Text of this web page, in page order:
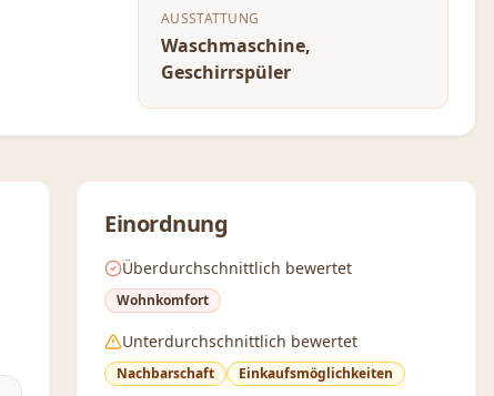
AUSSTATTUNG
Waschmaschine,
Geschirrspüler
Einordnung
Überdurchschnittlich bewertet
Wohnkomfort
Unterdurchschnittlich bewertet
Nachbarschaft Einkaufsmöglichkeiten